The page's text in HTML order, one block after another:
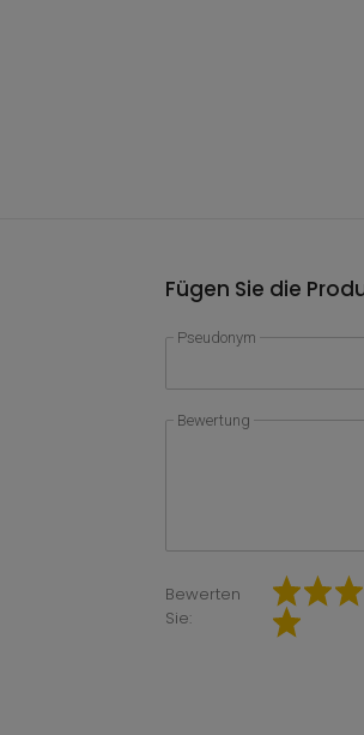
Fügen Sie die
Pseudonym
Bewertung
Bewerten
Sie: